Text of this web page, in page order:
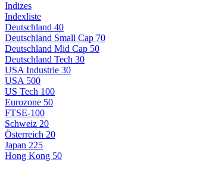
Indizes
Indexliste
Deutschland 40
Deutschland Small Cap 70
Deutschland Mid Cap 50
Deutschland Tech 30
USA Industrie 30
USA 500
US Tech 100
Eurozone 50
FTSE-100
Schweiz 20
Österreich 20
Japan 225
Hong Kong 50